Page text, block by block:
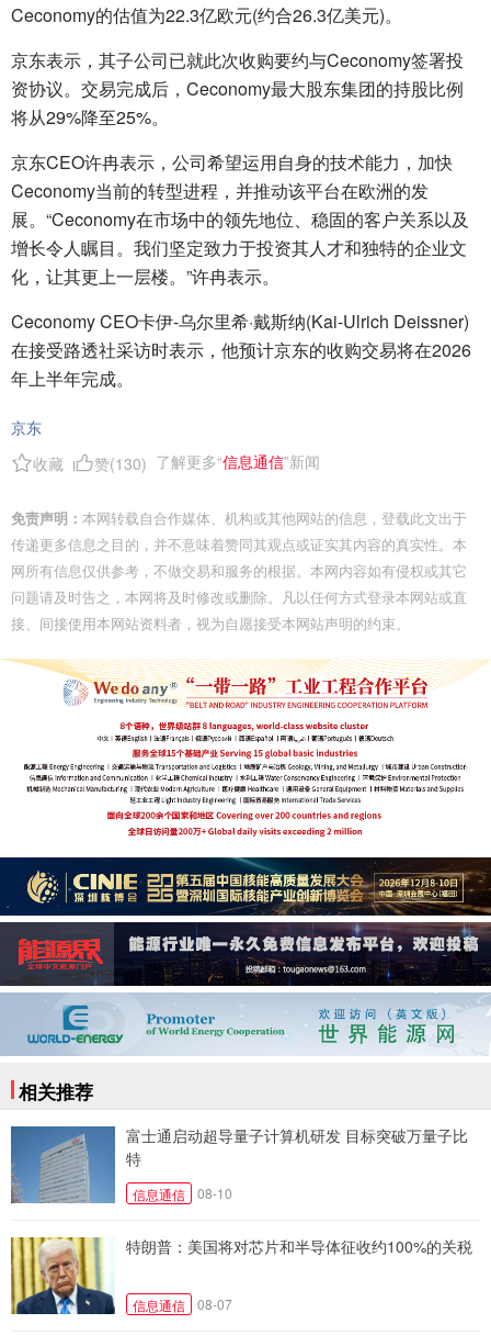
Ceconomy的估值为22.3亿欧元(约合26.3亿美元)。
京东表示，其子公司已就此次收购要约与Ceconomy签署投
资协议。交易完成后，Ceconomy最大股东集团的持股比例
将从29%降至25%。
京东CEO许冉表示，公司希望运用自身的技术能力，加快
Ceconomy当前的转型进程，并推动该平台在欧洲的发
展。“Ceconomy在市场中的领先地位、稳固的客户关系以及
增长令人瞩目。我们坚定致力于投资其人才和独特的企业文
化，让其更上一层楼。”许冉表示。
Ceconomy CEO卡伊-乌尔里希·戴斯纳(Kai-Ulrich Deissner)
在接受路透社采访时表示，他预计京东的收购交易将在2026
年上半年完成。
京东
收藏
赞(130) 了解更多“信息通信”新闻
免责声明： 本网转载自合作媒体、机构或其他网站的信息，登载此文出于
传递更多信息之目的，并不意味着赞同其观点或证实其内容的真实性。本
网所有信息仅供参考，不做交易和服务的根据。本网内容如有侵权或其它
问题请及时告之，本网将及时修改或删除。凡以任何方式登录本网站或直
接、间接使用本网站资料者，视为自愿接受本网站声明的约束。
相关推荐
富士通启动超导量子计算机研发 目标突破万量子比
特
信息通信 08-10
特朗普：美国将对芯片和半导体征收约100%的关税
信息通信 08-07